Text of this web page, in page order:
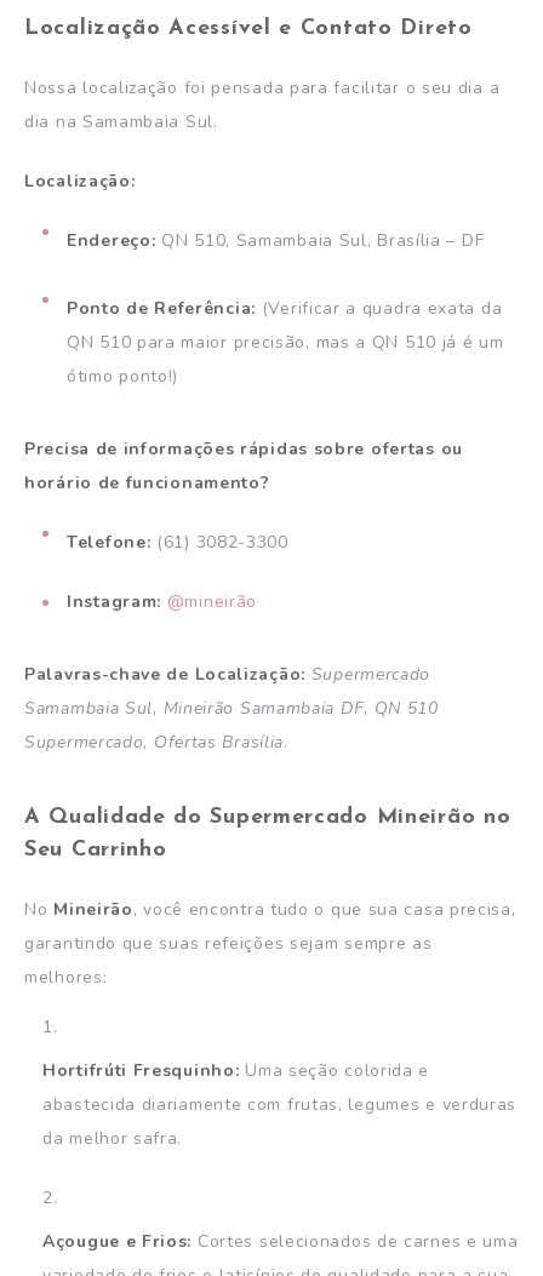
Localização Acessível e Contato Direto
Nossa localização foi pensada para facilitar o seu dia a
dia na Samambaia Sul.
Localização:
Endereço: QN 510, Samambaia Sul, Brasília – DF
Ponto de Referência: (Verificar a quadra exata da
QN 510 para maior precisão, mas a QN 510 já é um
ótimo ponto!)
Precisa de informações rápidas sobre ofertas ou
horário de funcionamento?
Telefone: (61) 3082-3300
Instagram: @mineirão
Palavras-chave de Localização: Supermercado
Samambaia Sul, Mineirão Samambaia DF, QN 510
Supermercado, Ofertas Brasília.
A Qualidade do Supermercado Mineirão no
Seu Carrinho
No Mineirão, você encontra tudo o que sua casa precisa,
garantindo que suas refeições sejam sempre as
melhores:
Hortifrúti Fresquinho: Uma seção colorida e
abastecida diariamente com frutas, legumes e verduras
da melhor safra.
Açougue e Frios: Cortes selecionados de carnes e uma